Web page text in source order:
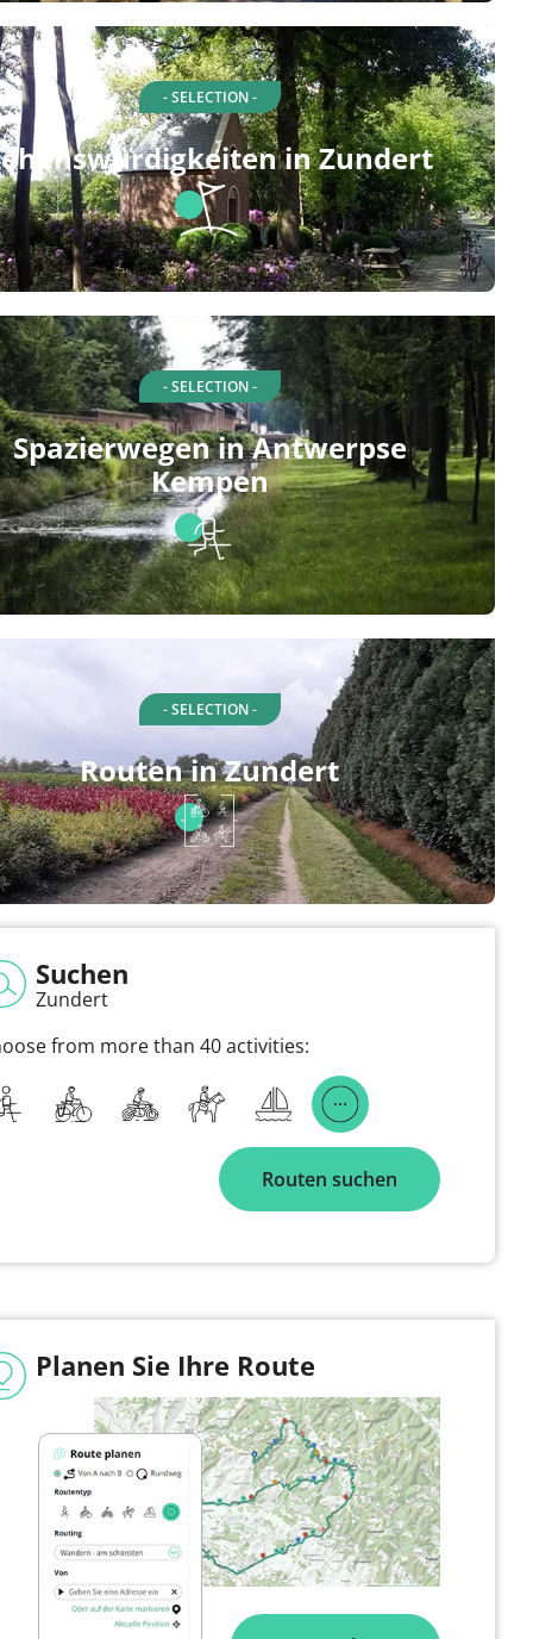
- SELECTION -
in Zundert
- SELECTION -
Spazierwegen in Antwerpse
Kempen
- SELECTION -
Routen in Zundert
Suchen
Zundert
from more than 40 activities:
Routen suchen
Planen Sie Ihre Route